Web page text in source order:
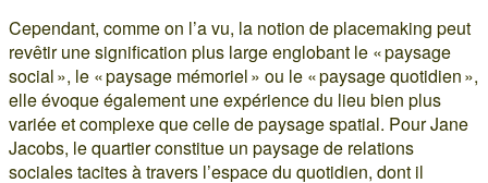
Cependant, comme on l’a vu, la notion de placemaking peut
revêtir une signification plus large englobant le « paysage
social », le « paysage mémoriel » ou le « paysage quotidien »,
elle évoque également une expérience du lieu bien plus
variée et complexe que celle de paysage spatial. Pour Jane
Jacobs, le quartier constitue un paysage de relations
sociales tacites à travers l’espace du quotidien, dont il